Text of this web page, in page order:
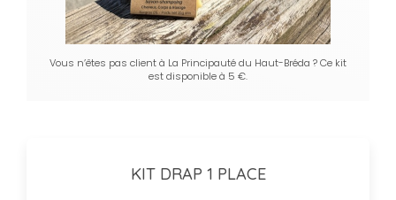
Vous n’êtes pas client à La Principauté du Haut-Bréda ? Ce kit
est disponible à 5 €.
KIT DRAP 1 PLACE